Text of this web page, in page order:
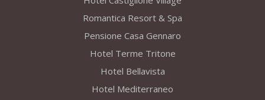
Romantica Resort & Spa
Pensione Casa Gennaro
Hotel Terme Tritone
Hotel Bellavista
Hotel Mediterraneo